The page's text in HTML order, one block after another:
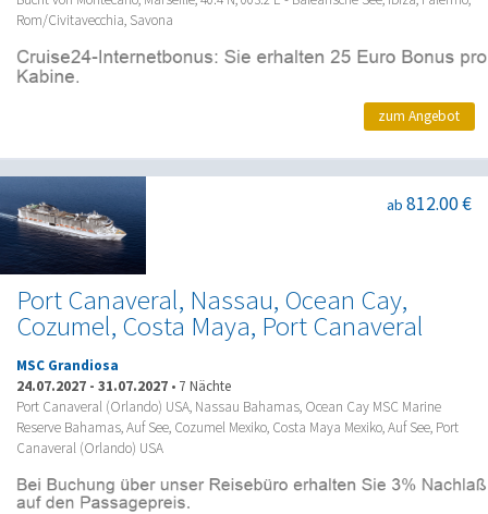
Rom/Civitavecchia, Savona
zum Angebot
Port Canaveral, Nassau, Ocean Cay,
Cozumel, Costa Maya, Port Canaveral
ab 812.00 €
MSC Grandiosa
24.07.2027 - 31.07.2027 • 7 Nächte
Port Canaveral (Orlando) USA, Nassau Bahamas, Ocean Cay MSC Marine
Reserve Bahamas, Auf See, Cozumel Mexiko, Costa Maya Mexiko, Auf See, Port
Canaveral (Orlando) USA